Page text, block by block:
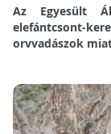
Az Egyesült
elefántcsont-
orvvadászok